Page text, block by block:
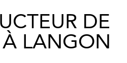
DE
LANGON